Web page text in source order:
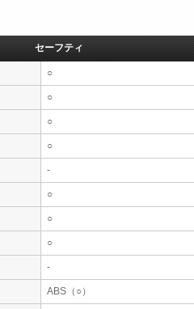
セーフティ
○
○
○
○
-
○
○
○
-
ABS（○）